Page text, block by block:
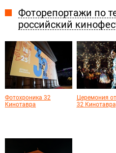
Фоторепортажи по
российский
Фотохроника 32
Кинотавра
Церемония
32 Кинотавра